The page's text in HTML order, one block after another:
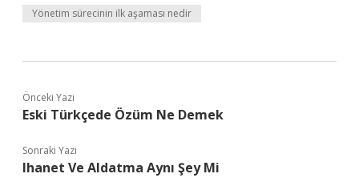
Yönetim sürecinin ilk aşaması nedir
Önceki Yazı
Eski Türkçede Özüm Ne Demek
Sonraki Yazı
Ihanet Ve Aldatma Aynı Şey Mi